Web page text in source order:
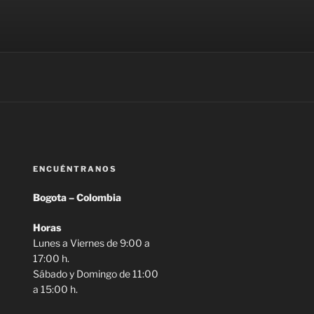
ENCUÉNTRANOS
Bogota – Colombia
Horas
Lunes a Viernes de 9:00 a
17:00 h.
Sábado y Domingo de 11:00
a 15:00 h.